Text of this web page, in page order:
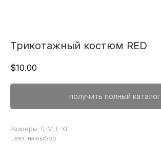
Трикотажный костюм RED
$10.00
получить полный каталог
Размеры: S-M, L-XL
Цвет: на выбор